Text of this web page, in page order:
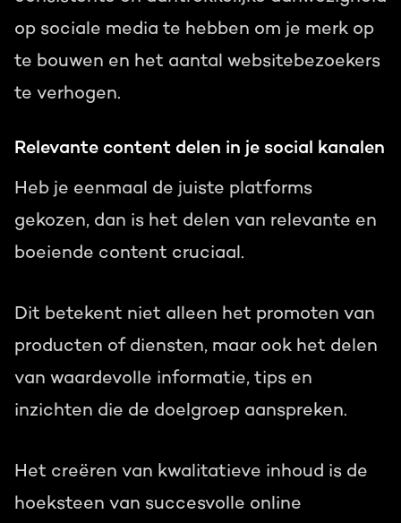
op sociale media te hebben om je merk op
te bouwen en het aantal websitebezoekers
te verhogen.
Relevante content delen in je social kanalen
Heb je eenmaal de juiste platforms
gekozen, dan is het delen van relevante en
boeiende content cruciaal.
Dit betekent niet alleen het promoten van
producten of diensten, maar ook het delen
van waardevolle informatie, tips en
inzichten die de doelgroep aanspreken.
Het creëren van kwalitatieve inhoud is de
hoeksteen van succesvolle online